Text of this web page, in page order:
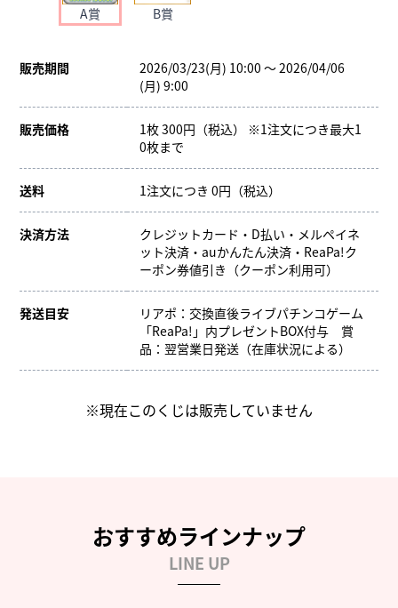
A賞 B賞
販売期間
2026/03/23(月) 10:00 ～ 2026/04/06
(月) 9:00
販売価格
1枚 300円（税込） ※1注文につき最大1
0枚まで
送料 1注文につき 0円（税込）
決済方法
クレジットカード・D払い・メルペイネ
ット決済・auかんたん決済・ReaPa!ク
ーポン券値引き（クーポン利用可）
発送目安
リアポ：交換直後ライブパチンコゲーム
「ReaPa!」内プレゼントBOX付与 賞
品：翌営業日発送（在庫状況による）
※現在このくじは販売していません
おすすめラインナップ
LINE UP